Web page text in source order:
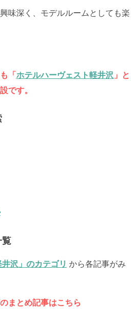
味深く、モデルルームとしても楽
「 ホテルハーヴェスト軽井沢 」と
です。
覧
沢」のカテゴリ から各記事がみ
まとめ記事はこちら